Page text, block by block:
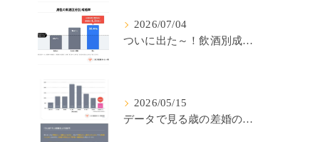
2026/07/04
ついに出た～！飲酒別成婚率(IBJ)！
2026/05/15
データで見る歳の差婚の確率の低さ。